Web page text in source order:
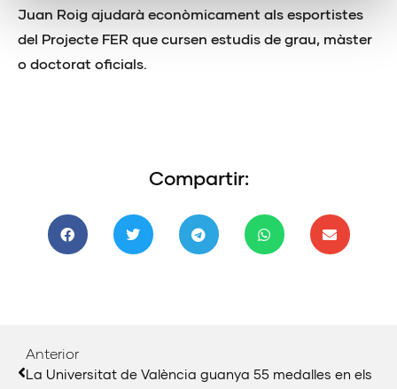
Juan Roig ajudarà econòmicament als esportistes
del Projecte FER que cursen estudis de grau, màster
o doctorat oficials.
Compartir:
Anterior
La Universitat de València guanya 55 medalles en els